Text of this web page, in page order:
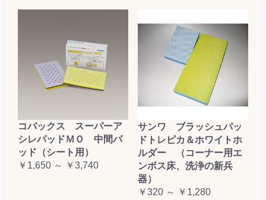
コバックス スーパーア
シレパッドＭＯ 中間パ
ッド（シート用）
￥1,650 ～ ￥3,740
サンワ ブラッシュパッ
ドトレピカ＆ホワイトホ
ルダー （コーナー用エ
ンボス床、洗浄の新兵
器）
￥320 ～ ￥1,280